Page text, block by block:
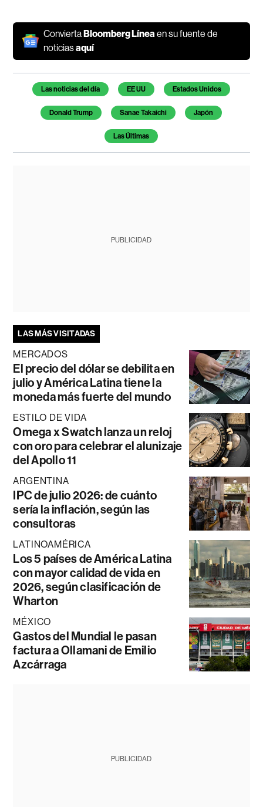
ConviertaBloomberg Líneaen su fuente de
noticiasaquí
Temas de este artículo
Las noticias del día EE UU Estados Unidos
Donald Trump Sanae Takaichi Japón
Las Últimas
PUBLICIDAD
LAS MÁS VISITADAS
MERCADOS
El precio del dólar se debilita en
julio y América Latina tiene la
moneda más fuerte del mundo
ESTILO DE VIDA
Omega x Swatch lanza un reloj
con oro para celebrar el alunizaje
del Apollo 11
ARGENTINA
IPC de julio 2026: de cuánto
sería la inflación, según las
consultoras
LATINOAMÉRICA
Los 5 países de América Latina
con mayor calidad de vida en
2026, según clasificación de
Wharton
MÉXICO
Gastos del Mundial le pasan
factura a Ollamani de Emilio
Azcárraga
PUBLICIDAD